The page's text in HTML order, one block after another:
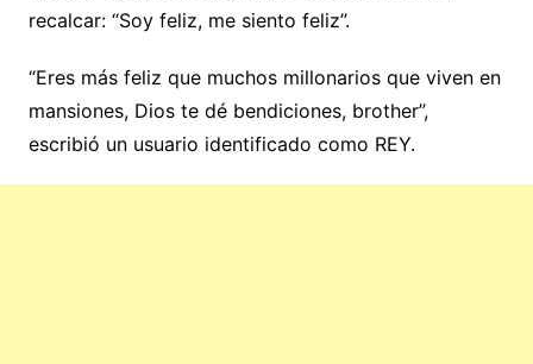
recalcar: “Soy feliz, me siento feliz”.
“Eres más feliz que muchos millonarios que viven en
mansiones, Dios te dé bendiciones, brother”,
escribió un usuario identificado como REY.